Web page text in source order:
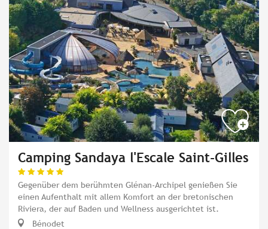
Camping Sandaya l'Escale Saint-Gilles
Gegenüber dem berühmten Glénan-Archipel genießen Sie
einen Aufenthalt mit allem Komfort an der bretonischen
Riviera, der auf Baden und Wellness ausgerichtet ist.
Bénodet